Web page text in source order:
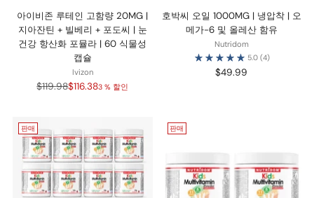
아이비존 루테인 고함량 20MG |
지아잔틴 + 빌베리 + 포도씨 | 눈
건강 항산화 포뮬라 | 60 식물성
캡슐
Ivizon
정
$119.98$116.383 % 할인
호박씨 오일 1000MG | 냉압착 | 오
메가-6 및 올레산 함유
Nutridom
5.0 (4)
$49.99
판매 판매